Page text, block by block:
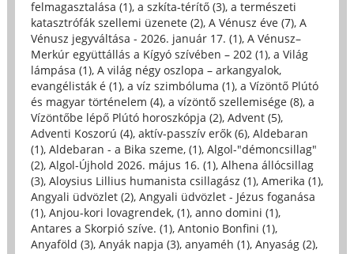
felmagasztalása (1), a szkíta-térítő (3), a természeti
katasztrófák szellemi üzenete (2), A Vénusz éve (7), A
Vénusz jegyváltása - 2026. január 17. (1), A Vénusz–
Merkúr együttállás a Kígyó szívében – 202 (1), a Világ
lámpása (1), A világ négy oszlopa – arkangyalok,
evangélisták é (1), a víz szimbóluma (1), a Vízöntő Plútó
és magyar történelem (4), a vízöntő szellemisége (8), a
Vízöntőbe lépő Plútó horoszkópja (2), Advent (5),
Adventi Koszorú (4), aktív-passzív erők (6), Aldebaran
(1), Aldebaran - a Bika szeme, (1), Algol-"démoncsillag"
(2), Algol-Újhold 2026. május 16. (1), Alhena állócsillag
(3), Aloysius Lillius humanista csillagász (1), Amerika (1),
Angyali üdvözlet (2), Angyali üdvözlet - Jézus foganása
(1), Anjou-kori lovagrendek, (1), anno domini (1),
Antares a Skorpió szíve. (1), Antonio Bonfini (1),
Anyaföld (3), Anyák napja (3), anyaméh (1), Anyaság (2),